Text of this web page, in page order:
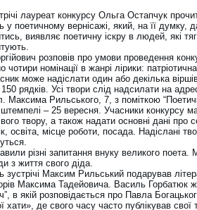
лауреат конкурсу Ольга Остапчук
у поетичному вернісажі, який, на її думку,
виявляє поетичну іскру в людей, які
розповів про умови проведення
чотири номінації в жанрі лірики:
може надіслати один або декілька
рядків. Усі твори слід надсилати на
Максима Рильського, 7, з поміткою
– 25 вересня. Учасники конкурсу
твору, а також надати основні дані про
освіта, місце роботи, посада. Надіслані
різні запитання внуку великого
з життя свого діда.
зустрічі Максим Рильський подарував
Максима Тадейовича. Василь Горбатюк
в якій розповідається про Павла
хати», де свого часу часто публікував